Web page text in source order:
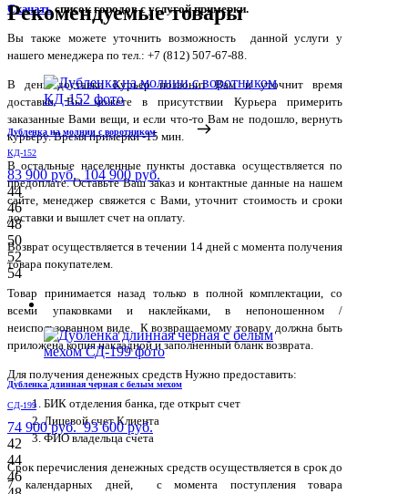
Скачатьсписок городов с услугой примерки.
Вы также можете уточнить возможность данной услуги у
нашего менеджера по тел.: +7 (812) 507-67-88.
В день доставки Курьер позвонит Вам и уточнит время
доставки. Вы можете в присутствии Курьера примерить
заказанные Вами вещи, и если что-то Вам не подошло, вернуть
курьеру. Время примерки -15 мин.
В остальные населенные пункты доставка осуществляется по
предоплате. Оставьте Ваш заказ и контактные данные на нашем
сайте, менеджер свяжется с Вами, уточнит стоимость и сроки
доставки и вышлет счет на оплату.
Возврат осуществляется в течении 14 дней с момента получения
товара покупателем.
Товар принимается назад только в полной комплектации, со
всеми упаковками и наклейками, в непоношенном /
неиспользованном виде. К возвращаемому товару должна быть
приложена копия накладной и заполненный бланк возврата.
Для получения денежных средств Нужно предоставить:
БИК отделения банка, где открыт счет
Лицевой счет Клиента
ФИО владельца счета
Срок перечисления денежных средств осуществляется в срок до
7 календарных дней, с момента поступления товара
Рекомендуемые товары
Дубленка на молнии с воротником
КД-152
83 900 руб. 104 900 руб.
44
46
48
50
52
54
Дубленка длинная черная с белым мехом
СД-199
74 900 руб. 93 600 руб.
42
44
46